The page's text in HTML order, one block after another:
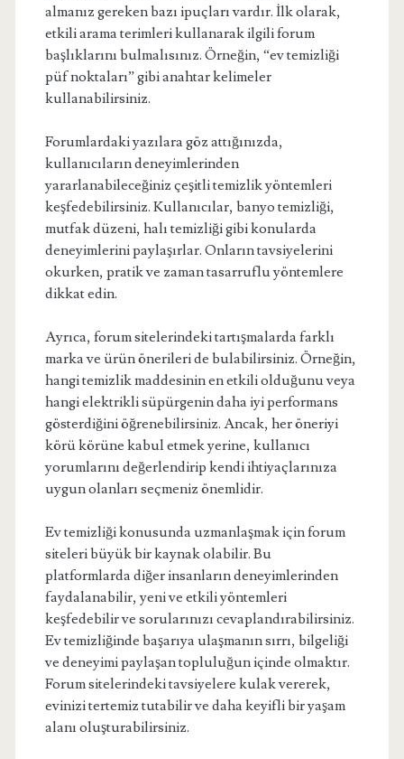
almanız gereken bazı ipuçları vardır. İlk olarak,
etkili arama terimleri kullanarak ilgili forum
başlıklarını bulmalısınız. Örneğin, “ev temizliği
püf noktaları” gibi anahtar kelimeler
kullanabilirsiniz.
Forumlardaki yazılara göz attığınızda,
kullanıcıların deneyimlerinden
yararlanabileceğiniz çeşitli temizlik yöntemleri
keşfedebilirsiniz. Kullanıcılar, banyo temizliği,
mutfak düzeni, halı temizliği gibi konularda
deneyimlerini paylaşırlar. Onların tavsiyelerini
okurken, pratik ve zaman tasarruflu yöntemlere
dikkat edin.
Ayrıca, forum sitelerindeki tartışmalarda farklı
marka ve ürün önerileri de bulabilirsiniz. Örneğin,
hangi temizlik maddesinin en etkili olduğunu veya
hangi elektrikli süpürgenin daha iyi performans
gösterdiğini öğrenebilirsiniz. Ancak, her öneriyi
körü körüne kabul etmek yerine, kullanıcı
yorumlarını değerlendirip kendi ihtiyaçlarınıza
uygun olanları seçmeniz önemlidir.
Ev temizliği konusunda uzmanlaşmak için forum
siteleri büyük bir kaynak olabilir. Bu
platformlarda diğer insanların deneyimlerinden
faydalanabilir, yeni ve etkili yöntemleri
keşfedebilir ve sorularınızı cevaplandırabilirsiniz.
Ev temizliğinde başarıya ulaşmanın sırrı, bilgeliği
ve deneyimi paylaşan topluluğun içinde olmaktır.
Forum sitelerindeki tavsiyelere kulak vererek,
evinizi tertemiz tutabilir ve daha keyifli bir yaşam
alanı oluşturabilirsiniz.